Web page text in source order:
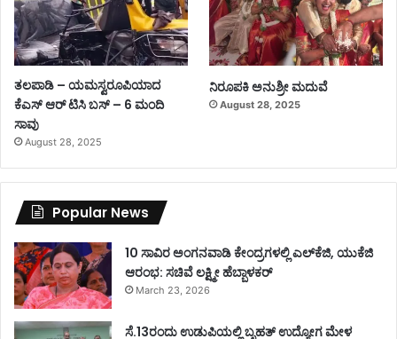
ತಲಪಾಡಿ – ಯಮಸ್ವರೂಪಿಯಾದ
ಕೆಎಸ್ ಆರ್ ಟಿಸಿ ಬಸ್ – 6 ಮಂದಿ
ಸಾವು
August 28, 2025
ನಿರೂಪಕಿ ಅನುಶ್ರೀ ಮದುವೆ
August 28, 2025
Popular News
10 ಸಾವಿರ ಅಂಗನವಾಡಿ ಕೇಂದ್ರಗಳಲ್ಲಿ ಎಲ್‌ಕೆಜಿ, ಯುಕೆಜಿ
ಆರಂಭ: ಸಚಿವೆ ಲಕ್ಷ್ಮೀ ಹೆಬ್ಬಾಳಕರ್
March 23, 2026
ಸೆ.13ರಂದು ಉಡುಪಿಯಲ್ಲಿ ಬೃಹತ್ ಉದ್ಯೋಗ ಮೇಳ